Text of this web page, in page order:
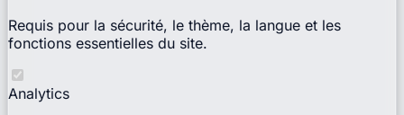
Requis pour la sécurité, le thème, la langue et les
fonctions essentielles du site.
Analytics